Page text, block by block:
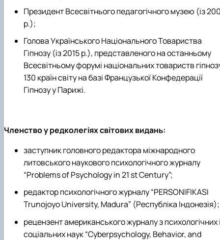
Президент Всесвітнього педагогічного музею (із
р.);
Голова УкраїнськогоНаціональногоТовариства
Гіпнозу (із2015р.), представленого на останньому
Всесвітньому форумі національних товариств
130 країн світу на базі Французької Конфедерації
Гіпнозу у Парижі.
Членство у редколегіях світових видань:
заступник головного редактора міжнародного
литовського наукового психологічного журналу
“Problems of Psychology in 21 st Century”;
редактор психологічного журналу “PERSONIFIKASI
Trunojoyo University, Madura” (Республіка Індонезія);
рецензент американського журналу з психологічних
соціальних наук “Cyberpsychology, Behavior, and